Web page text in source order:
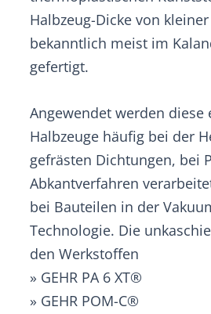
Halbzeug-Dicke von
bekanntlich meist im
gefertigt.
Angewendet werden diese
Halbzeuge häufig bei der
gefrästen Dichtungen, bei
Abkantverfahren
bei Bauteilen in der
Technologie. Die
den Werkstoffen
» GEHR PA 6 XT®
» GEHR POM-C®